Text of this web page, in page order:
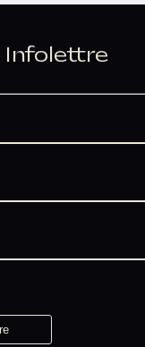
Infolettre